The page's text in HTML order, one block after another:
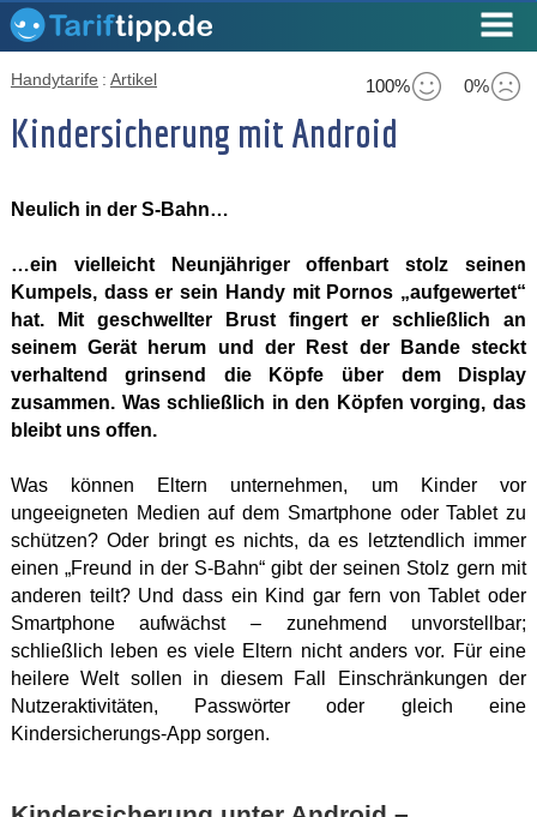
100% 0%
Handytarife : Artikel
Kindersicherung mit Android
Neulich in der S-Bahn…
…ein vielleicht Neunjähriger offenbart stolz seinen
Kumpels, dass er sein Handy mit Pornos „aufgewertet“
hat. Mit geschwellter Brust fingert er schließlich an
seinem Gerät herum und der Rest der Bande steckt
verhaltend grinsend die Köpfe über dem Display
zusammen. Was schließlich in den Köpfen vorging, das
bleibt uns offen.
Was können Eltern unternehmen, um Kinder vor
ungeeigneten Medien auf dem Smartphone oder Tablet zu
schützen? Oder bringt es nichts, da es letztendlich immer
einen „Freund in der S-Bahn“ gibt der seinen Stolz gern mit
anderen teilt? Und dass ein Kind gar fern von Tablet oder
Smartphone aufwächst – zunehmend unvorstellbar;
schließlich leben es viele Eltern nicht anders vor. Für eine
heilere Welt sollen in diesem Fall Einschränkungen der
Nutzeraktivitäten, Passwörter oder gleich eine
Kindersicherungs-App sorgen.